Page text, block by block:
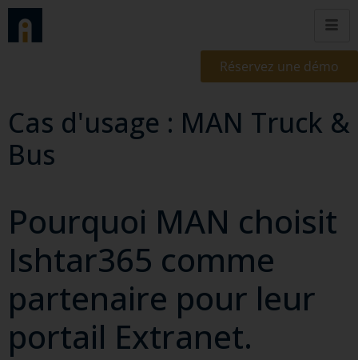
Réservez une démo
Cas d'usage : MAN Truck &
Bus
Pourquoi MAN choisit
Ishtar365 comme
partenaire pour leur
portail Extranet.